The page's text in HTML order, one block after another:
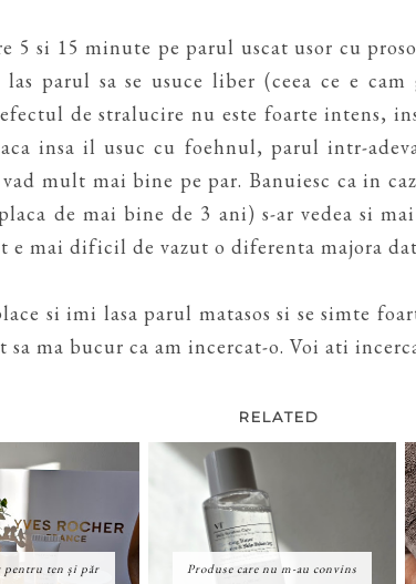
5 si 15 minute pe parul uscat usor cu
las parul sa se usuce liber (ceea ce e
de stralucire nu este foarte intens,
insa il usuc cu foehnul, parul intr-
mult mai bine pe par. Banuiesc ca in
de mai bine de 3 ani) s-ar vedea si
e mai dificil de vazut o diferenta majora
si imi lasa parul matasos si se simte
sa ma bucur ca am incercat-o. Voi ati
RELATED
pentru ten și păr Produse care nu m-au convins